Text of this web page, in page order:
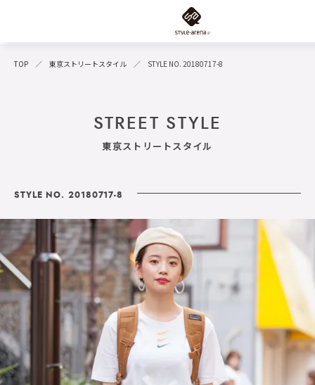
TOP 東京ストリートスタイル STYLE NO. 20180717-8
STREET STYLE
東京ストリートスタイル
STYLE NO. 20180717-8